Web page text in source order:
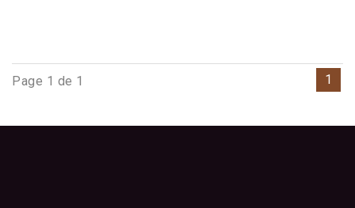
Page 1 de 1 1